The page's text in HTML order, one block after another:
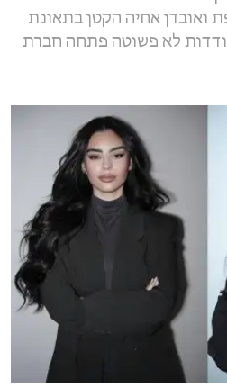
ואובדן אחיה הקטן בתאונת
לא פשוטה פתחה חברת